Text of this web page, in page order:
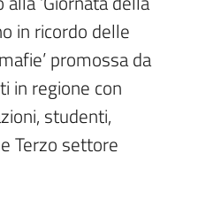
in ricordo delle
promossa da
in regione con
studenti,
Terzo settore